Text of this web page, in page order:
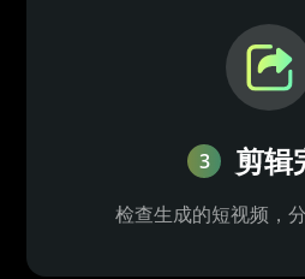
3 剪辑
检查生成的短视频，